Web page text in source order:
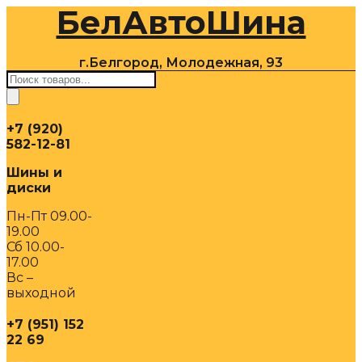
содержимомуБелАвтоШина
г.Белгород, Молодежная, 93
Поиск
товаров
+7 (920)
582-12-81
Шины и
диски
Пн-Пт 09.00-
19.00
Сб 10.00-
17.00
Вс –
выходной
+7 (951) 152
22 69